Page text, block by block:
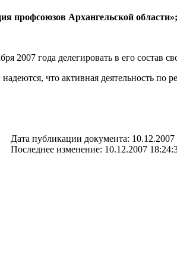
профсоюзов Архангельской области»;
года делегировать в его состав
что активная деятельность по
Дата публикации документа: 10.12.2007
Последнее изменение: 10.12.2007